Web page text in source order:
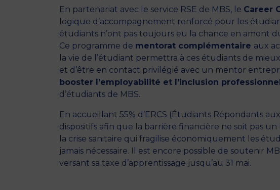
En partenariat avec le service RSE de MBS, le Career
logique d’accompagnement renforcé pour les
étudiants n’ont pas toujours eu la chance en amont
Ce programme de mentorat complémentaire aux
la vie de l’étudiant permettra à ces étudiants de
et d’être en contact privilégié avec un mentor
booster l’employabilité et l’inclusion
d’étudiants de MBS.
En accueillant 55% d’ERCS (Étudiants Répondants
dispositifs afin que la barrière financière ne soit pas
la crise sanitaire qui fragilise économiquement les
jamais nécessaire. Il est encore possible de soutenir
versant sa taxe d’apprentissage jusqu’au 31 mai.